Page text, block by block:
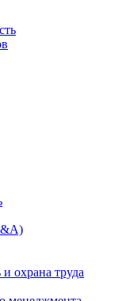
охрана труда